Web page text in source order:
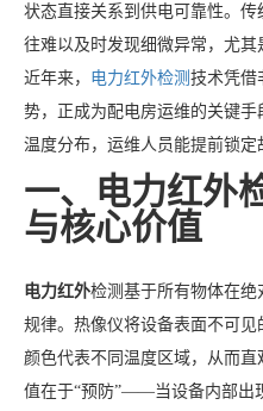
状态直接关系到供电可靠性。
往难以及时发现细微异常，尤其
近年来， 电力红外检测 技术凭借
势，正成为配电房运维的关键
温度分布，运维人员能提前锁定
一、电力红外
与核心价值
电力红外检测基于所有物体在
规律。热像仪将设备表面不可
颜色代表不同温度区域，从而
值在于“预防”——当设备内部出